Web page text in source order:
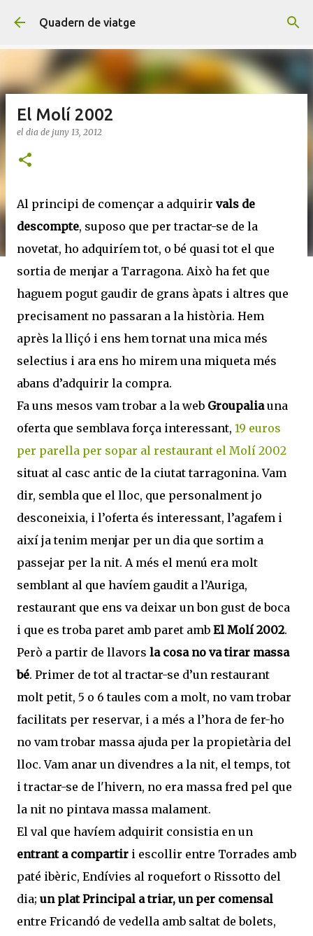
Salta al contingut principal
Quadern de viatge
El Molí 2002
el dia de juny 13, 2012
Al principi de començar a adquirir vals de
descompte, suposo que per tractar-se de la
novetat, ho adquiríem tot, o bé quasi tot el que
sortia de menjar a Tarragona. Això ha fet que
haguem pogut gaudir de grans àpats i altres que
precisament no passaran a la història. Hem
après la lliçó i ens hem tornat una mica més
selectius i ara ens ho mirem una miqueta més
abans d’adquirir la compra.
Fa uns mesos vam trobar a la web Groupaliauna
oferta que semblava força interessant, 19 euros
per parella per sopar al restaurant el Molí 2002
situat al casc antic de la ciutat tarragonina. Vam
dir, sembla que el lloc, que personalment jo
desconeixia, i l’oferta és interessant, l’agafem i
així ja tenim menjar per un dia que sortim a
passejar per la nit. A més el menú era molt
semblant al que havíem gaudit a l’Auriga,
restaurant que ens va deixar un bon gust de boca
i que es troba paret amb paret amb El Molí 2002.
Però a partir de llavors la cosa no va tirar massa
bé. Primer de tot al tractar-se d’un restaurant
molt petit, 5 o 6 taules com a molt, no vam trobar
facilitats per reservar, i a més a l’hora de fer-ho
no vam trobar massa ajuda per la propietària del
lloc. Vam anar un divendres a la nit, el temps, tot
i tractar-se de l'hivern, no era massa fred pel que
la nit no pintava massa malament.
El val que havíem adquirit consistia en un
entrant a compartir i escollir entre Torrades amb
paté ibèric, Endívies al roquefort o Rissotto del
dia; un plat Principal a triar, un per comensal
entre Fricandó de vedella amb saltat de bolets,